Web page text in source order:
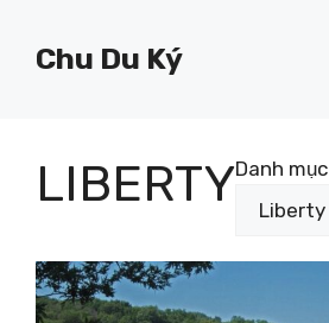
Chu Du Ký
LIBERTYDanh mục